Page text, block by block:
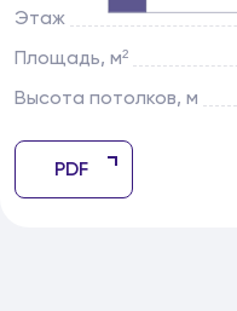
Этаж
Площадь, м²
Высота потолков, м
PDF